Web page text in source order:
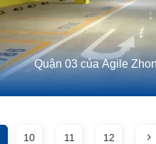
Quận 03 của Agile
10 11 12